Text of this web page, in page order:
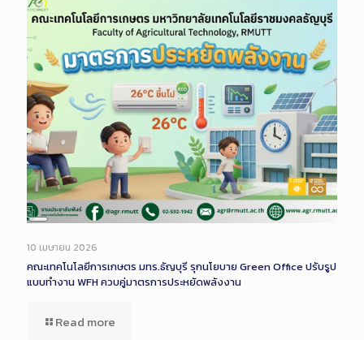
Long
Description
10 เมษายน 2026
คณะเทคโนโลยีการเกษตร มทร.ธัญบุรี รุกนโยบาย Green Office ปรับรูป
แบบทำงาน WFH ควบคู่มาตรการประหยัดพลังงาน
Read more